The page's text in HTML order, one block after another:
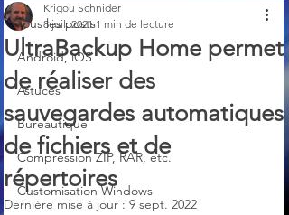
Tous les posts
Android, iOS
Astuces
Bureautique
Compression ZIP, RAR, etc.
Customisation Windows
UltraBackup Home permet
de réaliser des
sauvegardes automatiques
de fichiers et de
répertoires
Krigou Schnider
8 juil. 2021 1 min de lecture
Dernière mise à jour : 9 sept. 2022